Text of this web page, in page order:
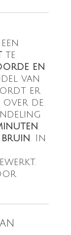
te
en
van
er
over de
.
. In